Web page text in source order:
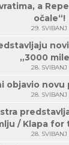
a
očale“!
29. SVIBANJ
„3000
28. SVIBANJ
objavio novu
28. SVIBANJ
/ Klapa for
28. SVIBANJ